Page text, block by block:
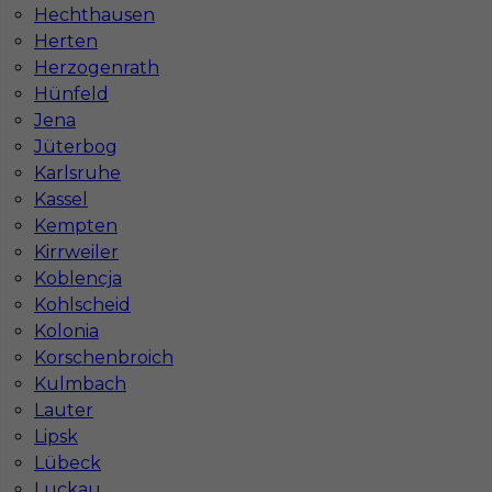
Hechthausen
Herten
Herzogenrath
Hünfeld
Jena
Jüterbog
Karlsruhe
Kassel
Kempten
Kirrweiler
Koblencja
Kohlscheid
Kolonia
Korschenbroich
Kulmbach
Lauter
Lipsk
Lübeck
Mapa ofert pracy
Mapa kategorii
Informacje w sprawie pracy
Telefon:793-577-977
Dane firmy
In-Serv Team Sp. z o.o.
ul. Bóżnicza 15/6
61-751 Poznań, Polen